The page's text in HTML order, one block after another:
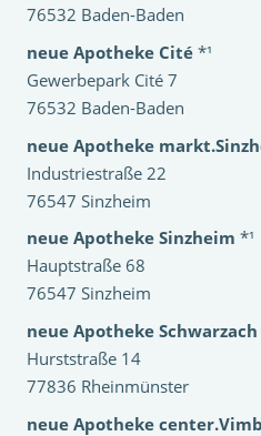
76532 Baden-Baden
neue Apotheke Cité *¹
Gewerbepark Cité 7
76532 Baden-Baden
neue Apotheke
Industriestraße 22
76547 Sinzheim
neue Apotheke Sinzheim *¹
Hauptstraße 68
76547 Sinzheim
neue Apotheke Schwarzach
Hurststraße 14
77836 Rheinmünster
neue Apotheke